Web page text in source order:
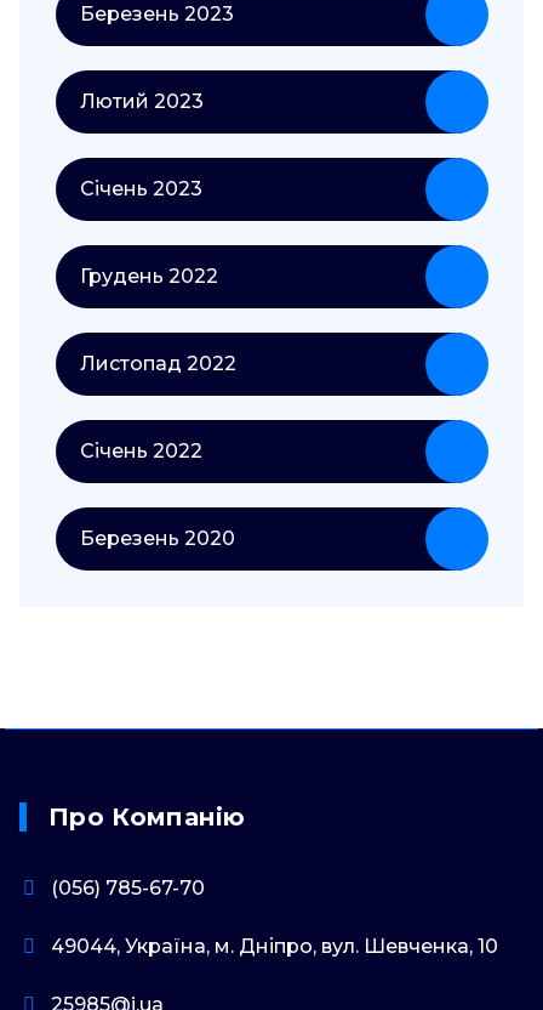
Березень 2023
Лютий 2023
Січень 2023
Грудень 2022
Листопад 2022
Січень 2022
Березень 2020
Про Компанію
(056) 785-67-70
49044, Україна, м. Дніпро, вул. Шевченка, 10
25985@i.ua